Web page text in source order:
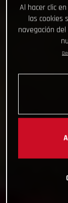
Al hacer clic
las cookies
navegación